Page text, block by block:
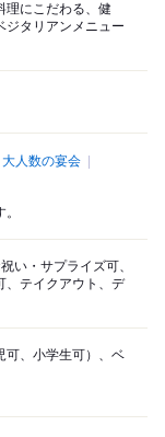
理にこだわる、健
ジタリアンメニュー
大人数の宴会
い・サプライズ可、
、テイクアウト、デ
可、小学生可）、ベ